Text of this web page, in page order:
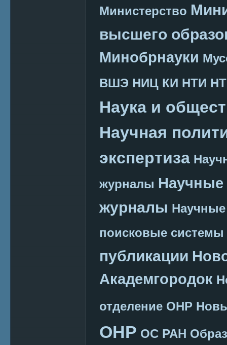
Министерство
высшего
Минобрнауки
ВШЭ НИЦ КИ НТИ
Наука и
Научная
экспертиза
журналы Научные
журналы
поисковые системы
публикации
Академгородок
отделение ОНР
ОНР ОС РАН